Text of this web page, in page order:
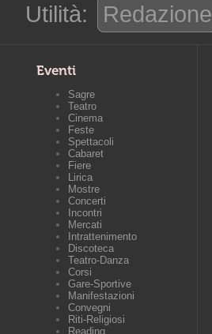
Utilità:
Redazione
Eventi
Sagre
Teatro
Cinema
Feste
Spettacoli
Cabaret
Fiere
Lirica
Mostre
Concerti
Incontri
Mercati
Intrattenimento
Discoteca
Teatro-Danza
Corsi
Gare-Sportive
Manifestazioni
Convegni
Riti-Religiosi
Reading